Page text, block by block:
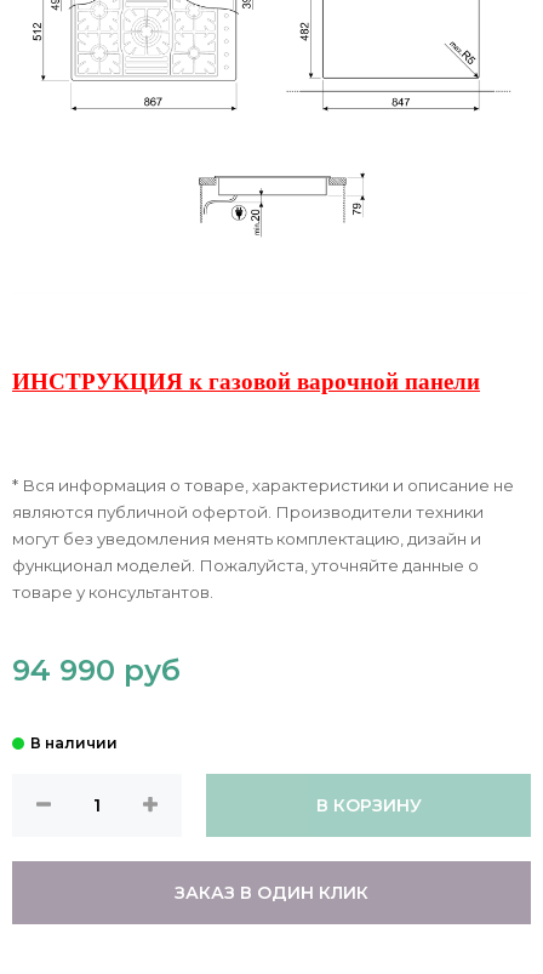
ИНСТРУКЦИЯ к газовой варочной панели
* Вся информация о товаре, характеристики и описание не
являются публичной офертой. Производители техники
могут без уведомления менять комплектацию, дизайн и
функционал моделей. Пожалуйста, уточняйте данные о
товаре у консультантов.
94 990 руб
В КОРЗИНУ
ЗАКАЗ В ОДИН КЛИК